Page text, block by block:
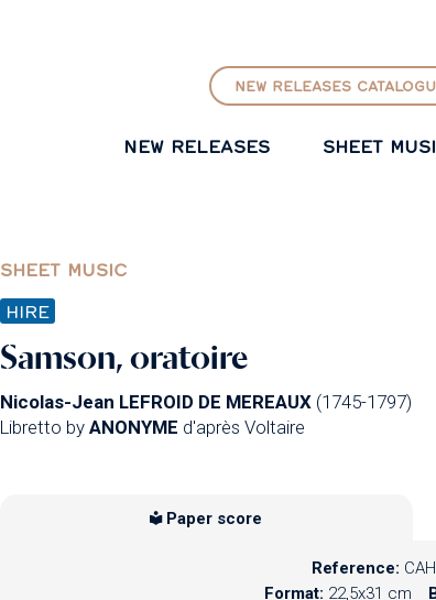
NEW RELEASES
NEW RELEASES SHEET
SHEET MUSIC
HIRE
Samson, oratoire
Nicolas-Jean LEFROID DE MEREAUX (1745-1797)
Libretto by ANONYME d'après Voltaire
Paper score
Reference:
Format: 22,5x31 cm